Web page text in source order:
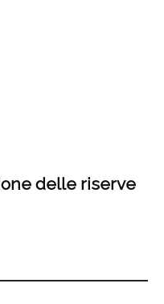
delle riserve